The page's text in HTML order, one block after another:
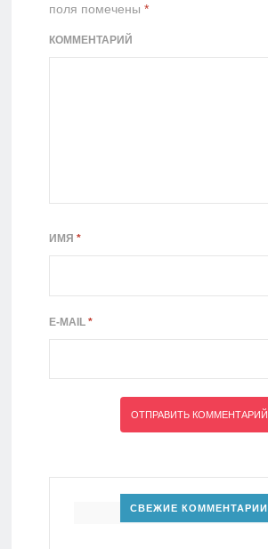
поля помечены *
КОММЕНТАРИЙ
ИМЯ *
E-MAIL *
СВЕЖИЕ КОММЕНТАРИИ